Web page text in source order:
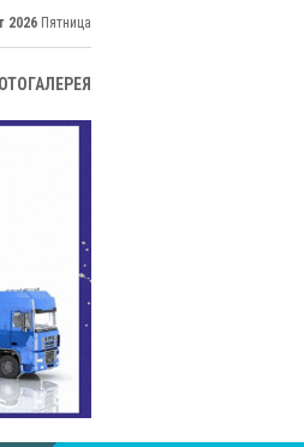
2026 Пятница